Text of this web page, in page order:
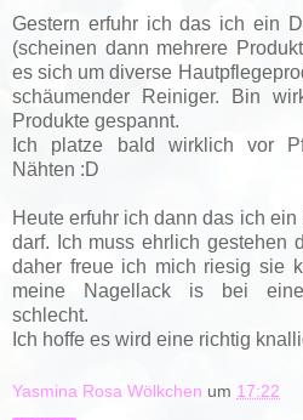
Gestern erfuhr ich das ich ein
(scheinen dann mehrere
es sich um diverse
schäumender Reiniger. Bin
Produkte gespannt.
Ich platze bald wirklich vor
Nähten :D
Heute erfuhr ich dann das ich
darf. Ich muss ehrlich gestehen
daher freue ich mich riesig sie
meine Nagellack is bei
schlecht.
Ich hoffe es wird eine richtig
Yasmina Rosa Wölkchen um 17:22